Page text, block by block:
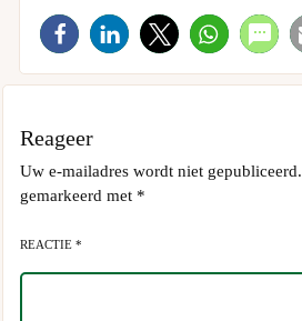
Reageer
Uw e-mailadres wordt niet gepubliceerd.
gemarkeerd met *
REACTIE *